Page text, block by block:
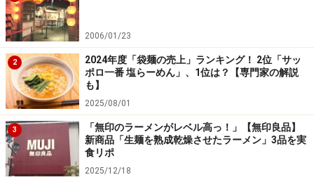
2006/01/23
2
2024年度「袋麺の売上」ランキング！ 2位「サッ
ポロ一番 塩らーめん」、1位は？【専門家の解説
も】
2025/08/01
3
「無印のラーメンがレベル高っ！」【無印良品】
新商品「生麺を熟成乾燥させたラーメン」3品を実
食リポ
2025/12/18